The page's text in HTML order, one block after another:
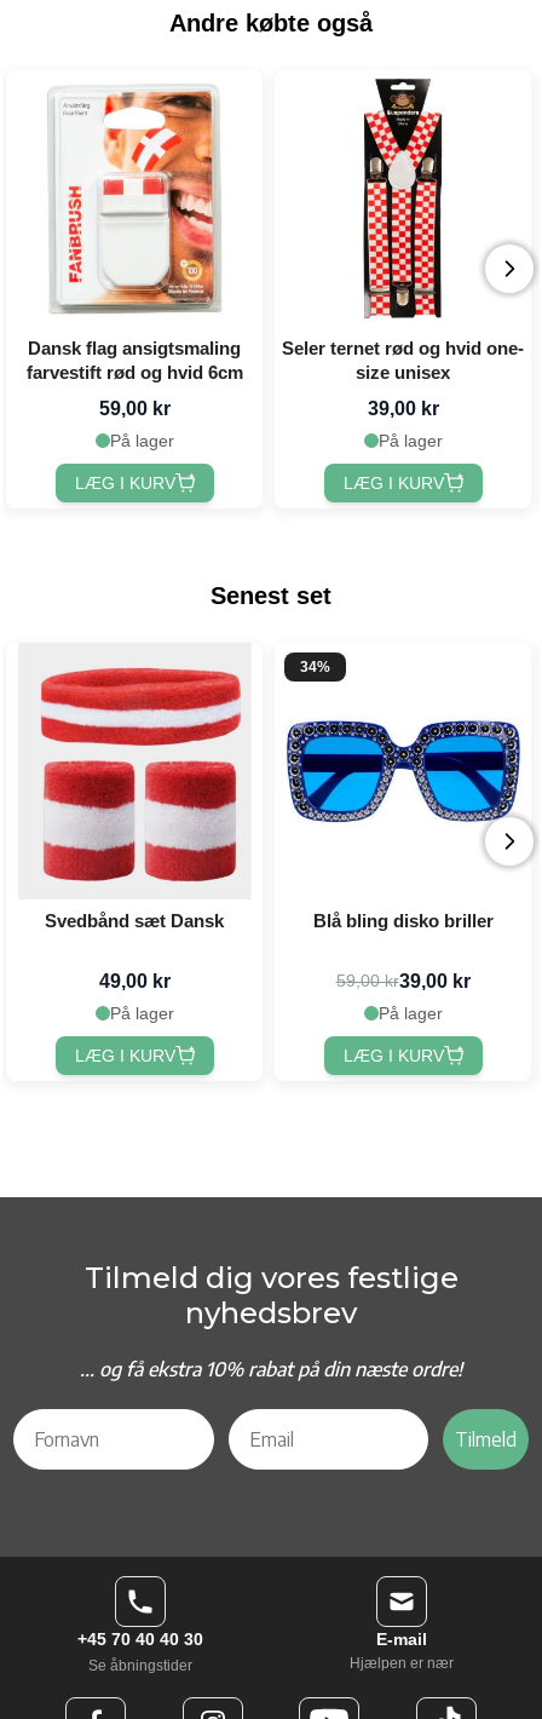
Andre købte også
Dansk flag ansigtsmaling
farvestift rød og hvid 6cm
59,00 kr
På lager
LÆG I KURV
Seler ternet rød og hvid one-
size unisex
39,00 kr
På lager
LÆG I KURV
Senest set
Svedbånd sæt Dansk
49,00 kr
På lager
LÆG I KURV
34%
Blå bling disko briller
59,00 kr39,00 kr
På lager
LÆG I KURV
Tilmeld dig vores festlige
nyhedsbrev
... og få ekstra 10% rabat på din næste ordre!
Tilmeld
+45 70 40 40 30
Se åbningstider
E-mail
Hjælpen er nær